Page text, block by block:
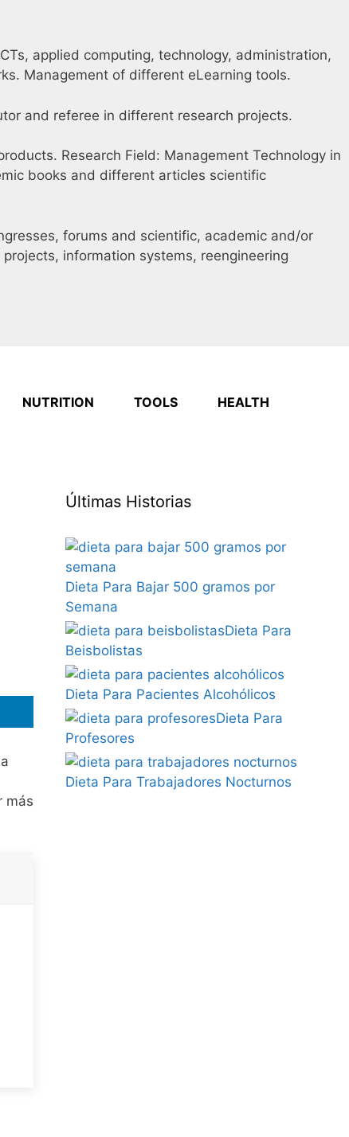
applied computing, technology, administration,
Management of different eLearning tools.
and referee in different research projects.
Research Field: Management Technology in
books and different articles scientific
forums and scientific, academic and/or
information systems, reengineering
NUTRITION TOOLS HEALTH
más
Últimas Historias
Dieta Para Bajar 500 gramos por
Semana
Dieta Para
Beisbolistas
Dieta Para Pacientes Alcohólicos
Dieta Para
Profesores
Dieta Para Trabajadores Nocturnos